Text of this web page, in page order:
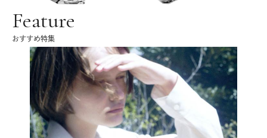
Feature
おすすめ特集